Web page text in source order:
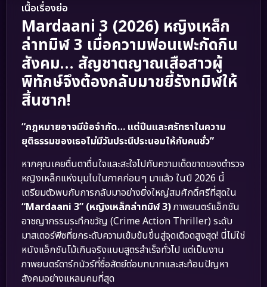
เนื้อเรื่องย่อ
Mardaani 3 (2026) หญิงเหล็ก
ล่าทมิฬ 3 เมื่อความฟอนเฟะกัดกิน
สังคม… สัญชาตญาณเสือสาวผู้
พิทักษ์จึงต้องกลับมาขยี้รังทมิฬให้
สิ้นซาก!
“กฎหมายอาจมีข้อจำกัด… แต่ปืนและศรัทธาในความ
ยุติธรรมของเธอไม่มีวันประนีประนอมให้กับคนชั่ว”
หากคุณเคยตื่นตาตื่นใจและสะใจไปกับความเด็ดขาดของตำรวจ
หญิงเหล็กแห่งมุมไบในภาคก่อนๆ มาแล้ว ในปี 2026 นี้
เตรียมตัวพบกับการกลับมาอย่างยิ่งใหญ่สมศักดิ์ศรีที่สุดใน
“Mardaani 3” (หญิงเหล็กล่าทมิฬ 3)ภาพยนตร์แอ็กชัน
อาชญากรรมระทึกขวัญ (Crime Action Thriller) ระดับ
มาสเตอร์พีซที่ยกระดับความเข้มข้นขึ้นสู่จุดเดือดสูงสุด! นี่ไม่ใช่
หนังแอ็กชันโม้เกินจริงแบบสูตรสำเร็จทั่วไป แต่เป็นงาน
ภาพยนตร์ดาร์กนัวร์ที่ซื่อสัตย์ต่อบทบาทและสะท้อนปัญหา
สังคมอย่างแหลมคมที่สุด